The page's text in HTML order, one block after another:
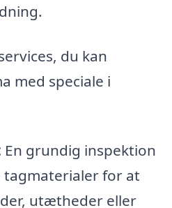
du kan
med speciale i
En grundig inspektion
tagmaterialer for at
utætheder eller